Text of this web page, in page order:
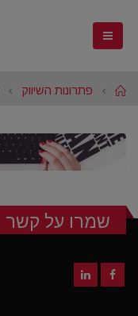
Home
פתרונות השיווק
שמרו על קשר